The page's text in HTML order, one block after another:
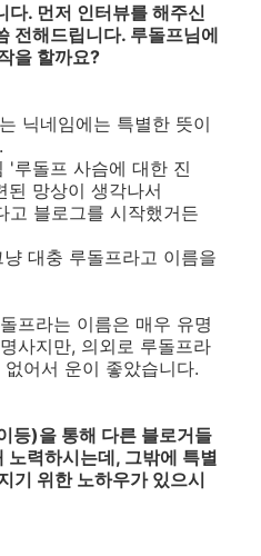
다. 먼저 인터뷰를 해주신
전해드립니다. 루돌프님에
을 할까요?
닉네임에는 특별한 뜻이
'루돌프 사슴에 대한 진
된 망상이 생각나서
고 블로그를 시작했거든
대충 루돌프라고 이름을
프라는 이름은 매우 유명
사지만, 의외로 루돌프라
어서 운이 좋았습니다.
등)을 통해 다른 블로거들
력하시는데, 그밖에 특별
기 위한 노하우가 있으시